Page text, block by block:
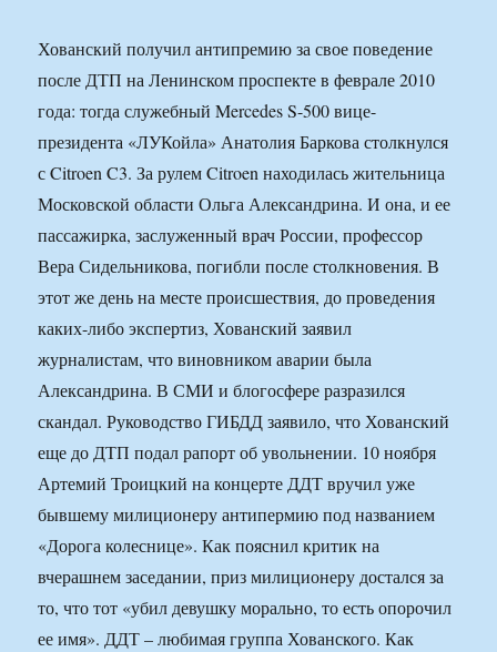
Хованский получил антипремию за свое поведение
после ДТП на Ленинском проспекте в феврале 2010
года: тогда служебный Mercedes S-500 вице-
президента «ЛУКойла» Анатолия Баркова столкнулся
с Citroen C3. За рулем Citroen находилась жительница
Московской области Ольга Александрина. И она, и ее
пассажирка, заслуженный врач России, профессор
Вера Сидельникова, погибли после столкновения. В
этот же день на месте происшествия, до проведения
каких-либо экспертиз, Хованский заявил
журналистам, что виновником аварии была
Александрина. В СМИ и блогосфере разразился
скандал. Руководство ГИБДД заявило, что Хованский
еще до ДТП подал рапорт об увольнении. 10 ноября
Артемий Троицкий на концерте ДДТ вручил уже
бывшему милиционеру антипермию под названием
«Дорога колеснице». Как пояснил критик на
вчерашнем заседании, приз милиционеру достался за
то, что тот «убил девушку морально, то есть опорочил
ее имя». ДДТ – любимая группа Хованского. Как